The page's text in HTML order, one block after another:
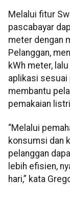
Melalui fitur
pascabayar
meter dengan
Pelanggan,
kWh meter,
aplikasi sesuai
membantu
pemakaian
“Melalui
konsumsi dan
pelanggan
lebih efisien,
hari,” kata